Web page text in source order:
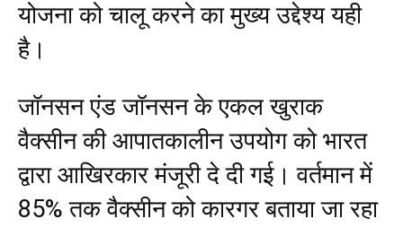
योजना को चालू करने का मुख्य उद्देश्य यही
है।
जॉनसन एंड जॉनसन के एकल खुराक
वैक्सीन की आपातकालीन उपयोग को भारत
द्वारा आखिरकार मंजूरी दे दी गई। वर्तमान में
85% तक वैक्सीन को कारगर बताया जा रहा